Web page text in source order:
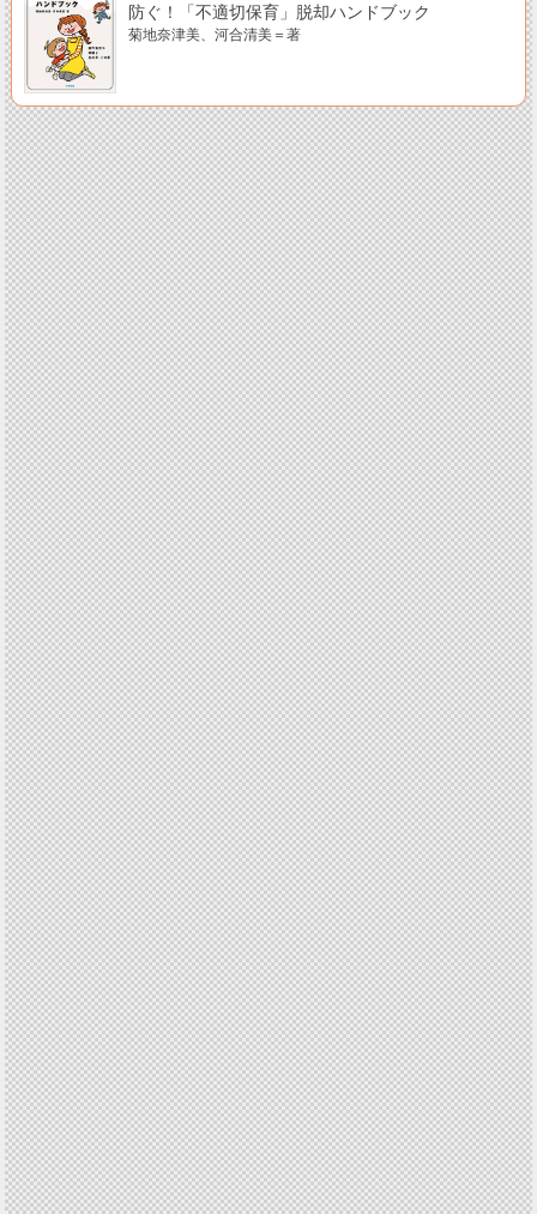
防ぐ！「不適切保育」脱却ハンドブック
菊地奈津美、河合清美＝著